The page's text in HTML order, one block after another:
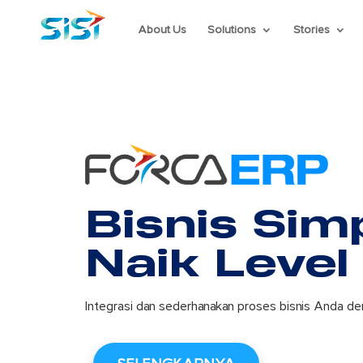
About Us Solutions Stories
Bisnis
Naik Level
Integrasi dan sederhanakan proses bisnis Anda
mempercepat